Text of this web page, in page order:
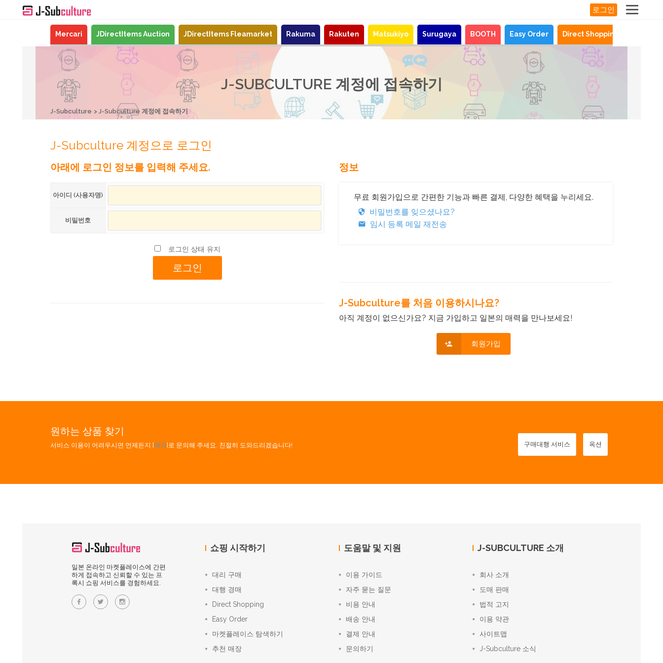
로그인
Mercari JDirectItems Auction JDirectItems Fleamarket Rakuma Rakuten Matsukiyo Surugaya BOOTH Easy Order Direct Shopping
J-SUBCULTURE 계정에 접속하기
J-Subculture J-Subculture 계정에 접속하기
J-Subculture 계정으로 로그인
아래에 로그인 정보를 입력해 주세요.
아이디 (사용자명)
비밀번호
로그인 상태 유지
정보
무료 회원가입으로 간편한 기능과 빠른 결제, 다양한 혜택을 누리세요.
비밀번호를 잊으셨나요?
임시 등록 메일 재전송
J-Subculture를 처음 이용하시나요?
아직 계정이 없으신가요? 지금 가입하고 일본의 매력을 만나보세요!
회원가입
원하는 상품 찾기
서비스 이용이 어려우시면 언제든지 [여기]로 문의해 주세요. 친절히 도와드리겠습니다! 구매대행 서비스 옥션
일본 온라인 마켓플레이스에 간편
하게 접속하고 신뢰할 수 있는 프
록시 쇼핑 서비스를 경험하세요.
쇼핑 시작하기
대리 구매
대행 경매
Direct Shopping
Easy Order
마켓플레이스 탐색하기
추천 매장
도움말 및 지원
이용 가이드
자주 묻는 질문
비용 안내
배송 안내
결제 안내
문의하기
J-SUBCULTURE 소개
회사 소개
도매 판매
법적 고지
이용 약관
사이트맵
J-Subculture 소식